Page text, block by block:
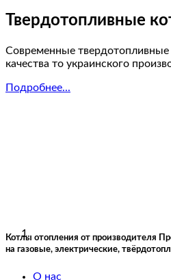
Твердотопливные
Современные
качества то украинского
Подробнее...
Котлы отопления от производителя
на газовые, электрические,
О нас